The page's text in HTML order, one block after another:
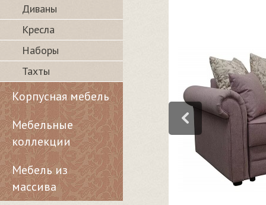
Диваны
Кресла
Наборы
Тахты
Корпусная мебель
Мебельные
коллекции
Мебель из
массива